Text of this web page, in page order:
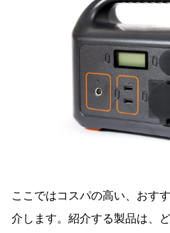
ここではコスパの高い、おす
介します。紹介する製品は、